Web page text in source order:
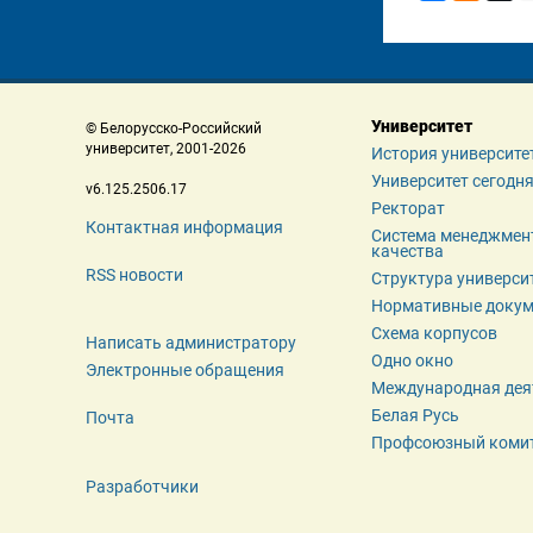
© Белорусско-Российский
университет, 2001-2026
v6.125.2506.17
Контактная информация
RSS новости
Написать администратору
Электронные обращения
Почта
Разработчики
Университет
История
Университет сегодня
Ректорат
Система
качества
Структура
Нормативные
Схема корпусов
Одно окно
Международная
Белая Русь
Профсоюзный